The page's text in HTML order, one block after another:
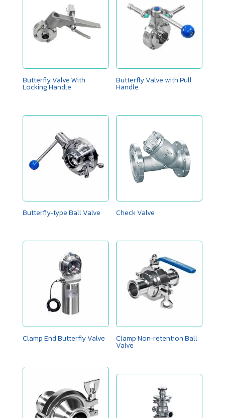
Butterfly Valve With
Locking Handle
Butterfly Valve with Pull
Handle
Butterfly‑type Ball Valve Check Valve
Clamp End Butterfly Valve Clamp Non‑retention Ball
Valve